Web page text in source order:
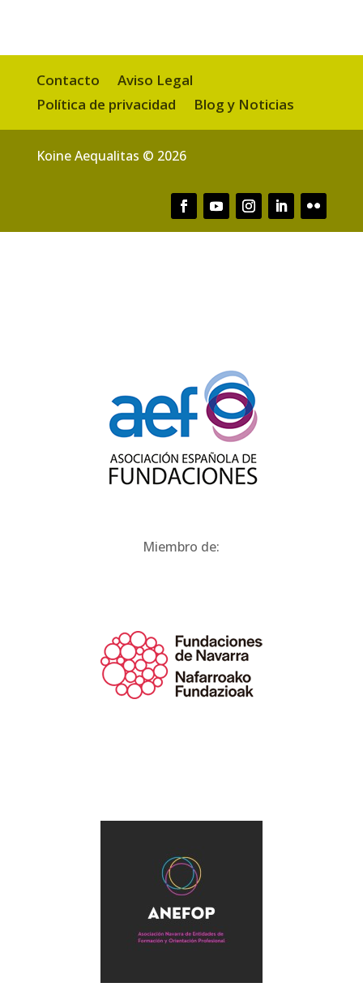
Contacto
Aviso Legal
Política de privacidad
Blog y Noticias
Koine Aequalitas © 2026
Miembro de: